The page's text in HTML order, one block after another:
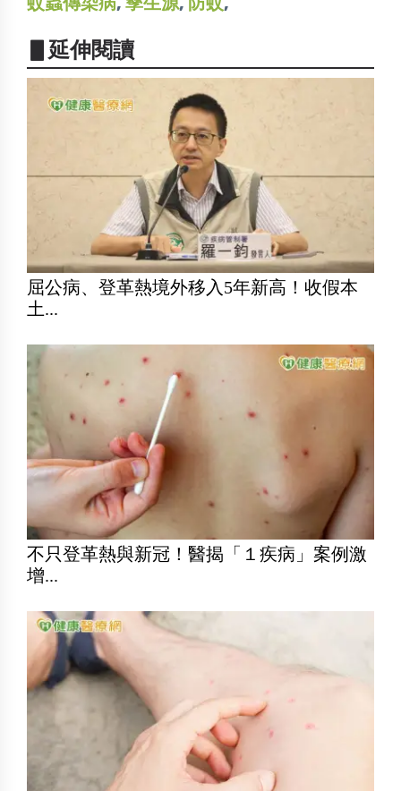
▋延伸閱讀
屈公病、登革熱境外移入5年新高！收假本
土...
不只登革熱與新冠！醫揭「１疾病」案例激
增...